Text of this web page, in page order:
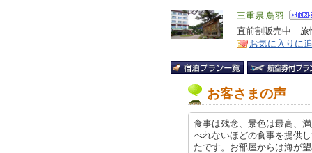
エ
リ
ア
三重県 鳥羽
特
徴
直前割販売中 旅
お気に入りに
お客さまの声
食事は残念、景色は最高、
べれないほどの食事を提供
たです。お部屋からは海が